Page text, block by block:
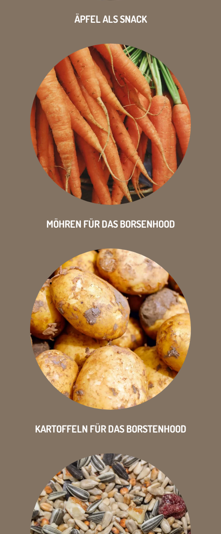
ÄPFEL ALS SNACK
MÖHREN FÜR DAS BORSENHOOD
KARTOFFELN FÜR DAS BORSTENHOOD